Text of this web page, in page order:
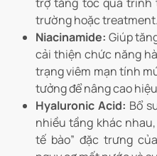
trường hoặc treatment.
Niacinamide: Giúp
cải thiện chức năng
trạng viêm mạn tính
tưởng để nâng cao
Hyaluronic Acid: Bổ
nhiều tầng khác
tế bào” đặc trưng